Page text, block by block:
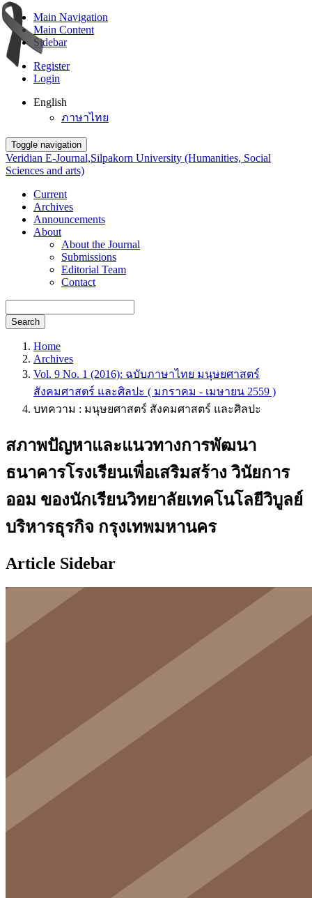
Main Navigation
Main Content
Sidebar
Register
Login
English
ภาษาไทย
Toggle navigation
Veridian E-Journal,Silpakorn University (Humanities, Social
Sciences and arts)
Current
Archives
Announcements
About
About the Journal
Submissions
Editorial Team
Contact
Search
Home
Archives
Vol. 9 No. 1 (2016): ฉบับภาษาไทย มนุษยศาสตร์
สังคมศาสตร์ และศิลปะ ( มกราคม - เมษายน 2559 )
บทความ : มนุษยศาสตร์ สังคมศาสตร์ และศิลปะ
สภาพปัญหาและแนวทางการพัฒนา
ธนาคารโรงเรียนเพื่อเสริมสร้าง วินัยการ
ออม ของนักเรียนวิทยาลัยเทคโนโลยีวิบูลย์
บริหารธุรกิจ กรุงเทพมหานคร
Article Sidebar